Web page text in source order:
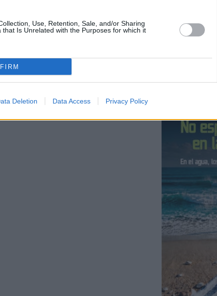
Use, Retention, Sale, and/or Sharing
that Is Unrelated with the Purposes for which it
Deletion Data Access Privacy Policy